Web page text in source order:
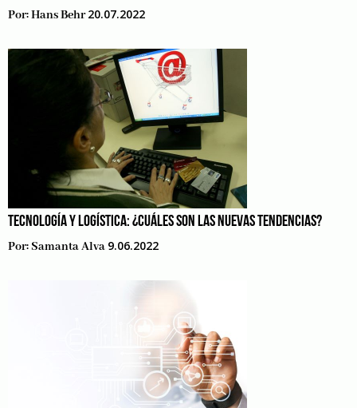
Por:Hans Behr 20.07.2022
TECNOLOGÍA Y LOGÍSTICA: ¿CUÁLES SON LAS NUEVAS TENDENCIAS?
Por:Samanta Alva 9.06.2022